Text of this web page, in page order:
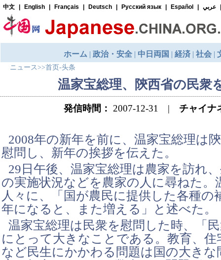
ニュース>>首页-头条
温家宝総理、陝西省の民衆
発信時間： 2007-12-31 | チャイナ
2008年の新年を前に、温家宝総理は
慰問し、新年の挨拶を伝えた。
29日午後、温家宝総理は農家を訪れ
の実施状況などを農家の人に尋ねた。
人々に、「国が農民に提供した各種の
年になると、また増える」と述べた。
温家宝総理は民衆を慰問した時、「
にとって大きなことである。教育、住
など民生にかかわる問題は国の大きな